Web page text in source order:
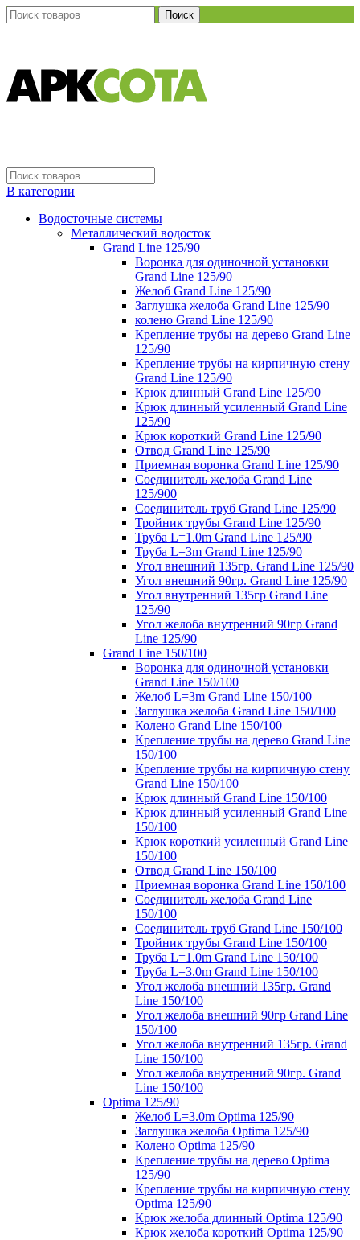
Поиск
В категории
Водосточные системы
Металлический водосток
Grand Line 125/90
Воронка для одиночной установки
Grand Line 125/90
Желоб Grand Line 125/90
Заглушка желоба Grand Line 125/90
колено Grand Line 125/90
Крепление трубы на дерево Grand Line
125/90
Крепление трубы на кирпичную стену
Grand Line 125/90
Крюк длинный Grand Line 125/90
Крюк длинный усиленный Grand Line
125/90
Крюк короткий Grand Line 125/90
Отвод Grand Line 125/90
Приемная воронка Grand Line 125/90
Соединитель желоба Grand Line
125/900
Соединитель труб Grand Line 125/90
Тройник трубы Grand Line 125/90
Труба L=1.0m Grand Line 125/90
Труба L=3m Grand Line 125/90
Угол внешний 135гр. Grand Line 125/90
Угол внешний 90гр. Grand Line 125/90
Угол внутренний 135гр Grand Line
125/90
Угол желоба внутренний 90гр Grand
Line 125/90
Grand Line 150/100
Воронка для одиночной установки
Grand Line 150/100
Желоб L=3m Grand Line 150/100
Заглушка желоба Grand Line 150/100
Колено Grand Line 150/100
Крепление трубы на дерево Grand Line
150/100
Крепление трубы на кирпичную стену
Grand Line 150/100
Крюк длинный Grand Line 150/100
Крюк длинный усиленный Grand Line
150/100
Крюк короткий усиленный Grand Line
150/100
Отвод Grand Line 150/100
Приемная воронка Grand Line 150/100
Соединитель желоба Grand Line
150/100
Соединитель труб Grand Line 150/100
Тройник трубы Grand Line 150/100
Труба L=1.0m Grand Line 150/100
Труба L=3.0m Grand Line 150/100
Угол желоба внешний 135гр. Grand
Line 150/100
Угол желоба внешний 90гр Grand Line
150/100
Угол желоба внутренний 135гр. Grand
Line 150/100
Угол желоба внутренний 90гр. Grand
Line 150/100
Optima 125/90
Желоб L=3.0m Optima 125/90
Заглушка желоба Optima 125/90
Колено Optima 125/90
Крепление трубы на дерево Optima
125/90
Крепление трубы на кирпичную стену
Optima 125/90
Крюк желоба длинный Optima 125/90
Крюк желоба короткий Optima 125/90